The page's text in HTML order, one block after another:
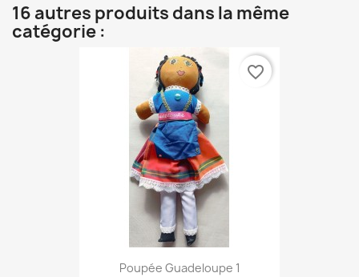
16 autres produits dans la même
catégorie :
Poupée Guadeloupe 1
favorite_border